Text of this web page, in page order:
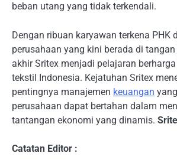
beban utang yang tidak terkendali.
Dengan ribuan karyawan terkena PHK
perusahaan yang kini berada di
akhir Sritex menjadi pelajaran
tekstil Indonesia. Kejatuhan Sritex
pentingnya manajemen keuangan
perusahaan dapat bertahan dalam
tantangan ekonomi yang dinamis.
Catatan Editor :